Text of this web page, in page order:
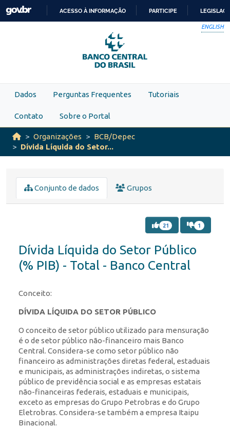
Skip to main content
PARA
O
CONTEÚDO
ACESSO À INFORMAÇÃO PARTICIPE
ENGLISH
Dados Perguntas Frequentes Tutoriais
Contato Sobre o Portal
Organizações
BCB/Depec
Dívida Líquida do Setor...
Conjunto de dados Grupos
Dívida Líquida do Setor Público
(% PIB) - Total - Banco Central
Conceito:
DÍVIDA LÍQUIDA DO SETOR PÚBLICO
O conceito de setor público utilizado para mensuração
é o de setor público não-financeiro mais Banco
Central. Considera-se como setor público não
financeiro as administrações diretas federal, estaduais
e municipais, as administrações indiretas, o sistema
público de previdência social e as empresas estatais
não-financeiras federais, estaduais e municipais,
exceto as empresas do Grupo Petrobras e do Grupo
Eletrobras. Considera-se também a empresa Itaipu
Binacional.
21 1